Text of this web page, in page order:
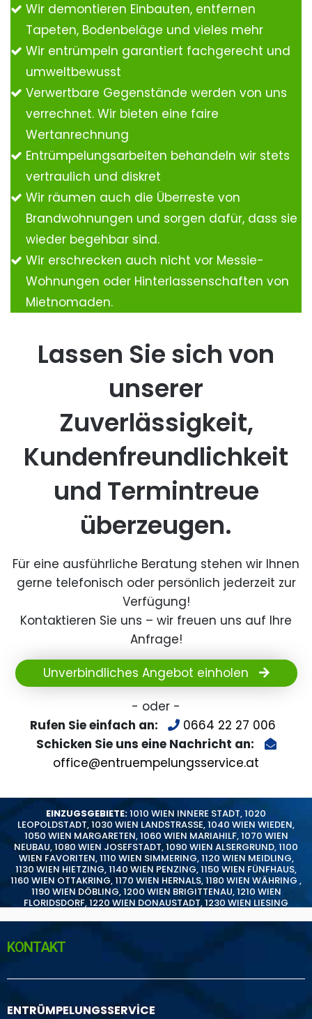
Wir demontieren Einbauten, entfernen
Tapeten, Bodenbeläge und vieles mehr
Wir entrümpeln garantiert fachgerecht und
umweltbewusst
Verwertbare Gegenstände werden von uns
verrechnet. Wir bieten eine faire
Wertanrechnung
Entrümpelungsarbeiten behandeln wir stets
vertraulich und diskret
Wir räumen auch die Überreste von
Brandwohnungen und sorgen dafür, dass sie
wieder begehbar sind.
Wir erschrecken auch nicht vor Messie-
Wohnungen oder Hinterlassenschaften von
Mietnomaden.
Lassen Sie sich von
unserer
Zuverlässigkeit,
Kundenfreundlichkeit
und Termintreue
überzeugen.
Für eine ausführliche Beratung stehen wir Ihnen
gerne telefonisch oder persönlich jederzeit zur
Verfügung!
Kontaktieren Sie uns – wir freuen uns auf Ihre
Anfrage!
Unverbindliches Angebot einholen
- oder -
Rufen Sie einfach an:
0664 22 27 006
Schicken Sie uns eine Nachricht an:
office@entruempelungsservice.at
EINZUGSGEBIETE:1010 WIEN INNERE STADT,1020
LEOPOLDSTADT,1030 WIEN LANDSTRASSE,1040 WIEN WIEDEN,
1050 WIEN MARGARETEN,1060 WIEN MARIAHILF,1070 WIEN
NEUBAU,1080 WIEN JOSEFSTADT,1090 WIEN ALSERGRUND,1100
WIEN FAVORITEN,1110 WIEN SIMMERING,1120 WIEN MEIDLING,
1130 WIEN HIETZING,1140 WIEN PENZING,1150 WIEN FÜNFHAUS,
1160 WIEN OTTAKRING,1170 WIEN HERNALS,1180 WIEN WÄHRING ,
1190 WIEN DÖBLING,1200 WIEN BRIGITTENAU,1210 WIEN
FLORIDSDORF,1220 WIEN DONAUSTADT,1230 WIEN LIESING
KONTAKT
ENTRÜMPELUNGSSERVİCE